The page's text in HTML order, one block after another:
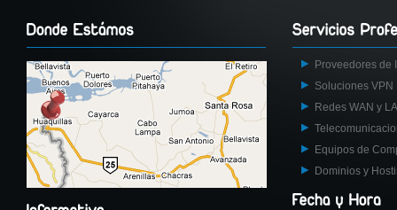
Proveedores de
Soluciones VPN
Redes WAN y
Equipos de
Dominios y